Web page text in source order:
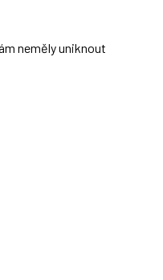
neměly uniknout